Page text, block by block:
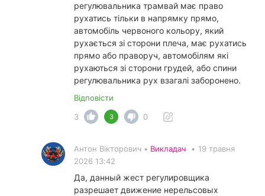
регулювальника трамвай має право
рухатись тільки в напрямку прямо,
автомобіль червоного кольору, який
рухається зі сторони плеча, має рухатись
прямо або праворуч, автомобілям які
рухаються зі сторони грудей, або спини
регулювальника рух взагалі заборонено.
Відповісти
3
3 0
Антон Вікторович • Викладач • 19 травня
2026 13:42
Да, данный жест регулировщика
разрешает движение нерельсовых